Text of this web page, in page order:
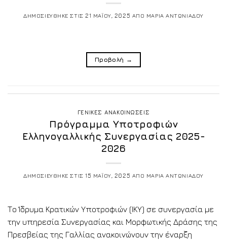
ΔΗΜΟΣΙΕΥΘΗΚΕ ΣΤΙΣ21 ΜΑΪΟΥ, 2025 ΑΠΟ ΜΑΡΙΑ ΑΝΤΩΝΙΑΔΟΥ
Προβολή →
ΓΕΝΙΚΕΣ ΑΝΑΚΟΙΝΩΣΕΙΣ
Πρόγραμμα Υποτροφιών
Ελληνογαλλικής Συνεργασίας 2025-
2026
ΔΗΜΟΣΙΕΥΘΗΚΕ ΣΤΙΣ 15 ΜΑΪΟΥ, 2025 ΑΠΟ ΜΑΡΙΑ ΑΝΤΩΝΙΑΔΟΥ
Το Ίδρυμα Κρατικών Υποτροφιών (ΙΚΥ) σε συνεργασία με
την υπηρεσία Συνεργασίας και Μορφωτικής Δράσης της
Πρεσβείας της Γαλλίας ανακοινώνουν την έναρξη